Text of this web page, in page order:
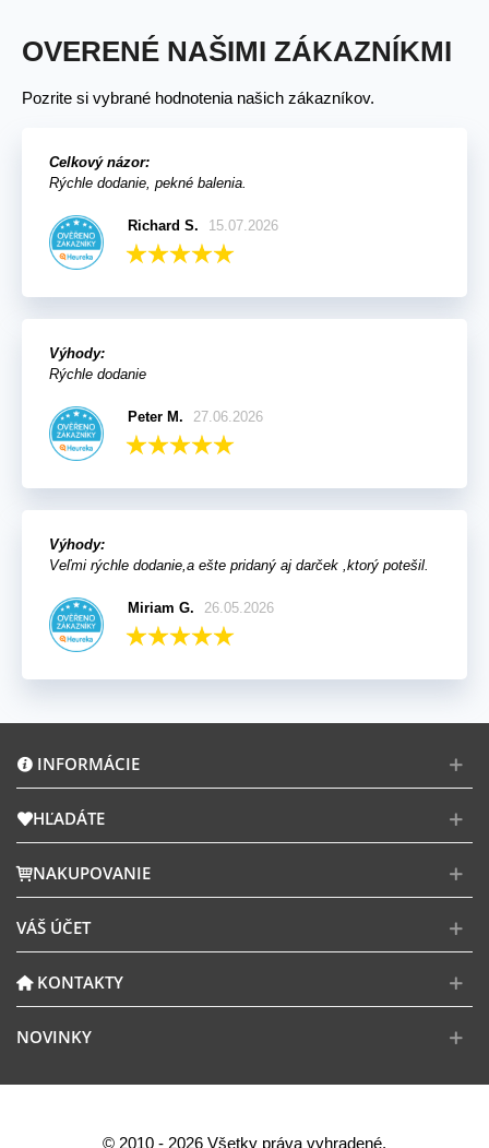
OVERENÉ NAŠIMI ZÁKAZNÍKMI
Pozrite si vybrané hodnotenia našich zákazníkov.
Celkový názor:
Rýchle dodanie, pekné balenia.
Richard S. 15.07.2026
Výhody:
Rýchle dodanie
Peter M. 27.06.2026
Výhody:
Veľmi rýchle dodanie,a ešte pridaný aj darček ,ktorý potešil.
Miriam G. 26.05.2026
INFORMÁCIE
HĽADÁTE
NAKUPOVANIE
VÁŠ ÚČET
KONTAKTY
NOVINKY
© 2010 - 2026 Všetky práva vyhradené.